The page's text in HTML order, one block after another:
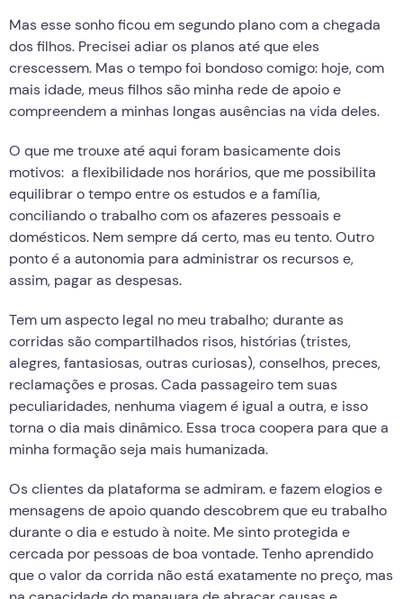
Mas esse sonho ficou em segundo plano com a chegada
dos filhos. Precisei adiar os planos até que eles
crescessem. Mas o tempo foi bondoso comigo: hoje, com
mais idade, meus filhos são minha rede de apoio e
compreendem a minhas longas ausências na vida deles.
O que me trouxe até aqui foram basicamente dois
motivos: a flexibilidade nos horários, que me possibilita
equilibrar o tempo entre os estudos e a família,
conciliando o trabalho com os afazeres pessoais e
domésticos. Nem sempre dá certo, mas eu tento. Outro
ponto é a autonomia para administrar os recursos e,
assim, pagar as despesas.
Tem um aspecto legal no meu trabalho; durante as
corridas são compartilhados risos, histórias (tristes,
alegres, fantasiosas, outras curiosas), conselhos, preces,
reclamações e prosas. Cada passageiro tem suas
peculiaridades, nenhuma viagem é igual a outra, e isso
torna o dia mais dinâmico. Essa troca coopera para que a
minha formação seja mais humanizada.
Os clientes da plataforma se admiram. e fazem elogios e
mensagens de apoio quando descobrem que eu trabalho
durante o dia e estudo à noite. Me sinto protegida e
cercada por pessoas de boa vontade. Tenho aprendido
que o valor da corrida não está exatamente no preço, mas